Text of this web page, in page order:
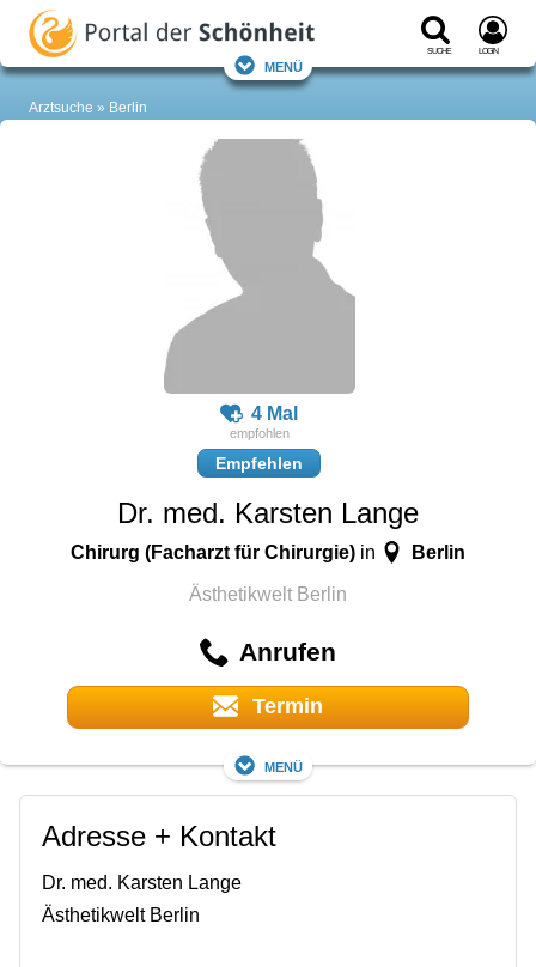
Suche Login
Menü
Arztsuche Berlin
4 Mal
Empfehlen
Dr. med. Karsten Lange
Chirurg (Facharzt für Chirurgie) in Berlin
Ästhetikwelt Berlin
Anrufen
Termin
Menü
Adresse + Kontakt
Dr. med. Karsten Lange
Ästhetikwelt Berlin